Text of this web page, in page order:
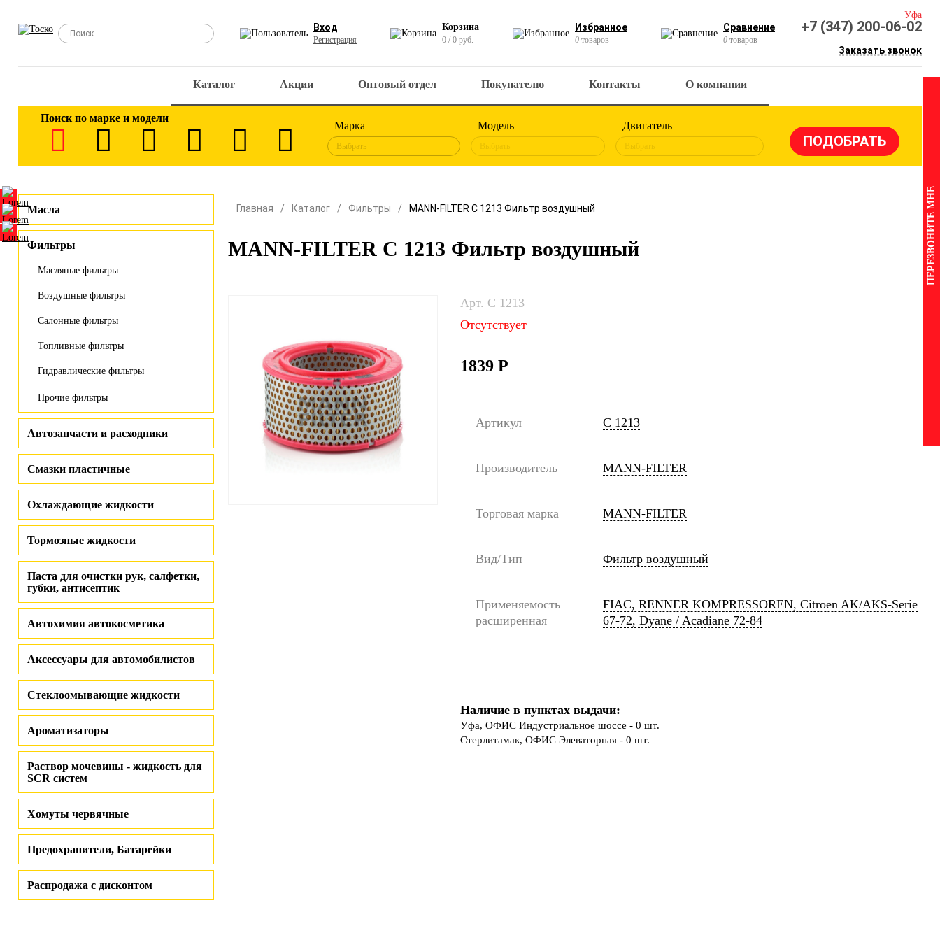
Вход
Регистрация
Корзина
0 / 0 руб.
Избранное
0 товаров
Сравнение
0 товаров
Уфа
+7 (347) 200-06-02
Заказать звонок
Каталог Акции Оптовый отдел Покупателю Контакты О компании
Поиск по марке и модели
Марка
Выбрать
Модель
Выбрать
Двигатель
Выбрать
Масла
Фильтры
Масляные фильтры
Воздушные фильтры
Салонные фильтры
Топливные фильтры
Гидравлические фильтры
Прочие фильтры
Автозапчасти и расходники
Смазки пластичные
Охлаждающие жидкости
Тормозные жидкости
Паста для очистки рук, салфетки,
губки, антисептик
Автохимия автокосметика
Аксессуары для автомобилистов
Стеклоомывающие жидкости
Ароматизаторы
Раствор мочевины - жидкость для
SCR систем
Хомуты червячные
Предохранители, Батарейки
Распродажа с дисконтом
Главная Каталог Фильтры MANN-FILTER C 1213 Фильтр воздушный
MANN-FILTER C 1213 Фильтр воздушный
Арт. C 1213
Отсутствует
1839 Р
Артикул C 1213
Производитель MANN-FILTER
Торговая марка MANN-FILTER
Вид/Тип Фильтр воздушный
Применяемость
расширенная
FIAC, RENNER KOMPRESSOREN, Citroen AK/AKS-Serie
67-72, Dyane / Acadiane 72-84
Наличие в пунктах выдачи:
Уфа, ОФИС Индустриальное шоссе - 0 шт.
Стерлитамак, ОФИС Элеваторная - 0 шт.
ПЕРЕЗВОНИТЕ МНЕ